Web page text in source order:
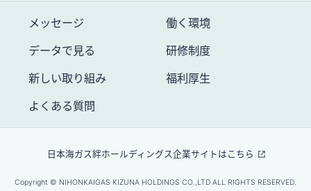
メッセージ
働く環境
データで⾒る
研修制度
新しい取り組み
福利厚生
よくある質問
⽇本海ガス絆ホールディングス企業サイトはこちら
Copyright © NIHONKAIGAS KIZUNA HOLDINGS CO.,LTD ALL RIGHTS RESERVED.